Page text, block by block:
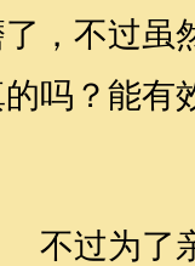
了，不过虽
吗？能有
过为了亲